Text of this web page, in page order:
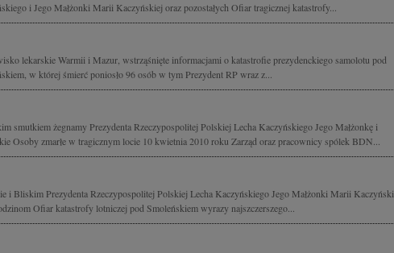
i Jego Małżonki Marii Kaczyńskiej oraz pozostałych Ofiar tragicznej katastrofy...
lekarskie Warmii i Mazur, wstrząśnięte informacjami o katastrofie prezydenckiego samolotu pod
w której śmierć poniosło 96 osób w tym Prezydent RP wraz z...
smutkiem żegnamy Prezydenta Rzeczypospolitej Polskiej Lecha Kaczyńskiego Jego Małżonkę i
Osoby zmarłe w tragicznym locie 10 kwietnia 2010 roku Zarząd oraz pracownicy spólek BDN...
i Bliskim Prezydenta Rzeczypospolitej Polskiej Lecha Kaczyńskiego Jego Małżonki Marii
Ofiar katastrofy lotniczej pod Smoleńskiem wyrazy najszczerszego...